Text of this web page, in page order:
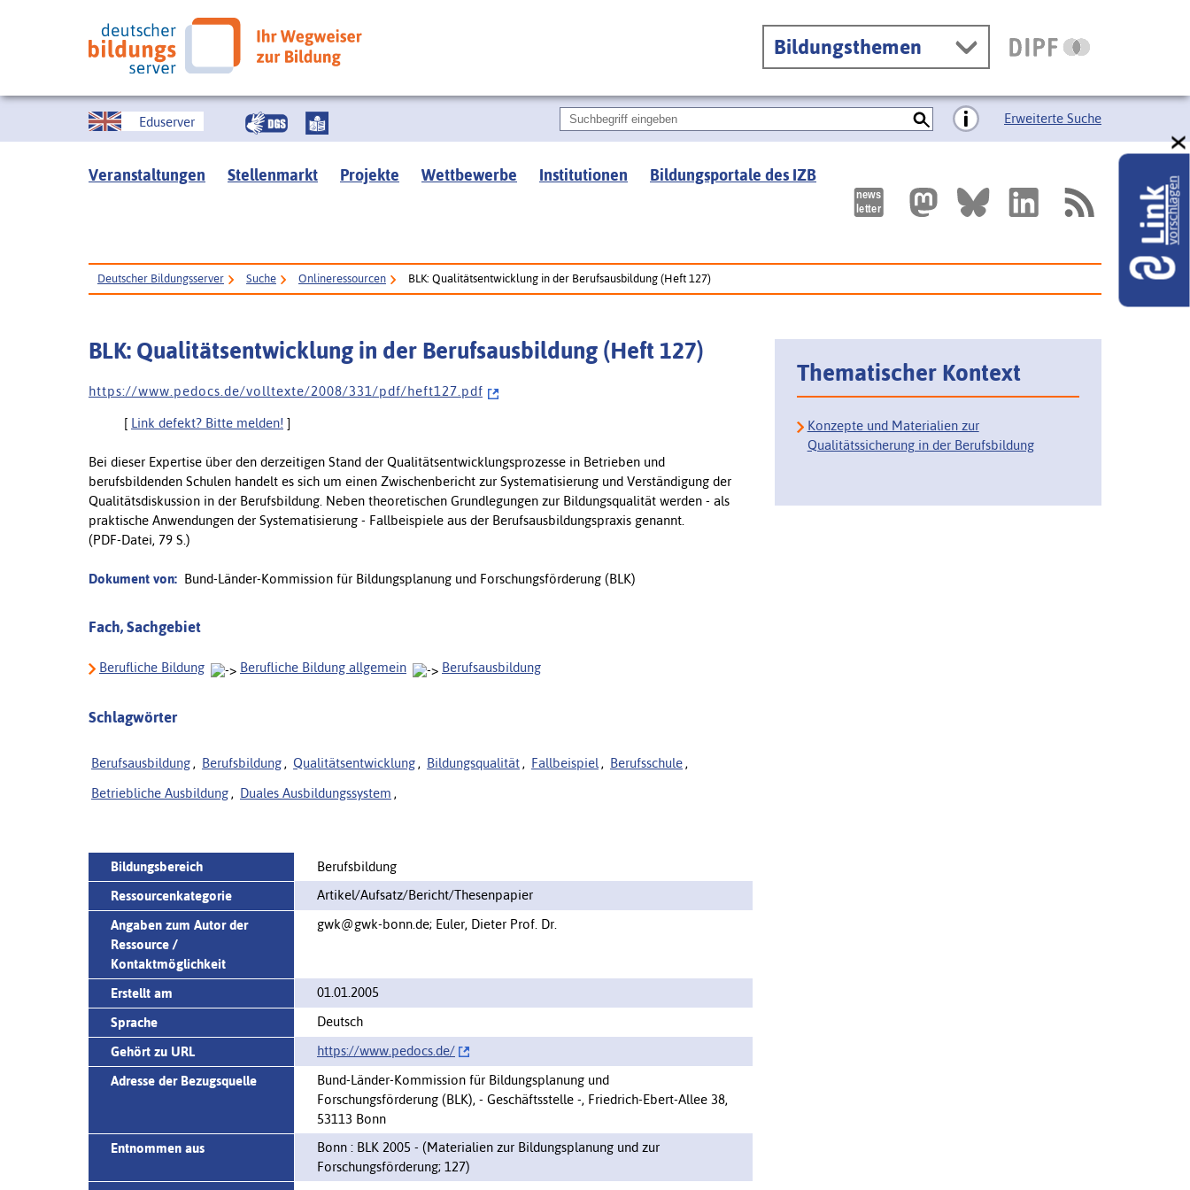
Bildungsthemen
Eduserver Erweiterte Suche
Veranstaltungen Stellenmarkt Projekte Wettbewerbe Institutionen Bildungsportale des IZB
Deutscher Bildungsserver Suche Onlineressourcen BLK: Qualitätsentwicklung in der Berufsausbildung (Heft 127)
BLK: Qualitätsentwicklung in der Berufsausbildung (Heft 127)
h t t p s : / / w w w . p e d o c s . d e / v o l l t e x t e / 2 0 0 8 / 3 3 1 / p d f / h e f t 1 2 7 . p d f
[ Link defekt? Bitte melden! ]
Bei dieser Expertise über den derzeitigen Stand der Qualitätsentwicklungsprozesse in Betrieben und
berufsbildenden Schulen handelt es sich um einen Zwischenbericht zur Systematisierung und Verständigung der
Qualitätsdiskussion in der Berufsbildung. Neben theoretischen Grundlegungen zur Bildungsqualität werden - als
praktische Anwendungen der Systematisierung - Fallbeispiele aus der Berufsausbildungspraxis genannt.
(PDF-Datei, 79 S.)
Dokument von: Bund-Länder-Kommission für Bildungsplanung und Forschungsförderung (BLK)
Fach, Sachgebiet
Berufliche Bildung Berufliche Bildung allgemein Berufsausbildung
Schlagwörter
Berufsausbildung , Berufsbildung , Qualitätsentwicklung , Bildungsqualität , Fallbeispiel , Berufsschule ,
Betriebliche Ausbildung , Duales Ausbildungssystem ,
Bildungsbereich
Berufsbildung
Ressourcenkategorie
Artikel/Aufsatz/Bericht/Thesenpapier
Angaben zum Autor der
Ressource /
Kontaktmöglichkeit
gwk@gwk-bonn.de; Euler, Dieter Prof. Dr.
Erstellt am
01.01.2005
Sprache
Deutsch
Gehört zu URL
https://www.pedocs.de/‌
Adresse der Bezugsquelle
Bund-Länder-Kommission für Bildungsplanung und
Forschungsförderung (BLK), - Geschäftsstelle -, Friedrich-Ebert-Allee 38,
53113 Bonn
Entnommen aus
Bonn : BLK 2005 - (Materialien zur Bildungsplanung und zur
Forschungsförderung; 127)
Thematischer Kontext
Konzepte und Materialien zur
Qualitätssicherung in der Berufsbildung
Linkvorschlagen